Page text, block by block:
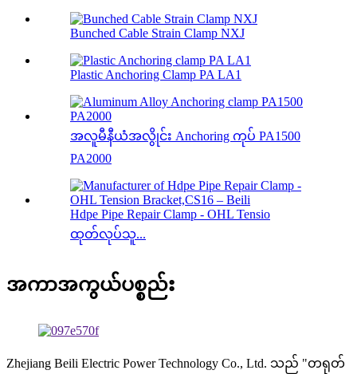
Bunched Cable Strain Clamp NXJ
Plastic Anchoring Clamp PA LA1
အလူမီနီယံအလွိုင်း Anchoring ကုပ် PA1500
PA2000
Hdpe Pipe Repair Clamp - OHL Tensio
ထုတ်လုပ်သူ...
အကာအကွယ်ပစ္စည်း
Zhejiang Beili Electric Power Technology Co., Ltd. သည် "တရုတ်